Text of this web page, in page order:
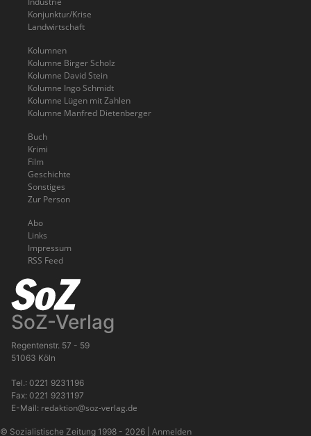
Konjunktur/Krise
Landwirtschaft
Kolumnen
Kolumne Birger Scholz
Kolumne David Stein
Kolumne Ingo Schmidt
Kolumne Lügen mit Zahlen
Kolumne Manfred Dietenberger
Buch
Krimi
Film
Geschichte
Sonstiges
Zur Person
Abo
Links
Impressum
RSS Feed
SoZ-Verlag
Regentenstr. 57 - 59
51063 Köln
Tel.: 0221 9231196
Fax: 0221 9231197
E-Mail: redaktion@soz-verlag.de
© Sozialistische Zeitung 1998 - 2026 Anmelden